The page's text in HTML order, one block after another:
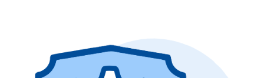
Deutschland und entsprechender ISO27001
Zertifizierung.